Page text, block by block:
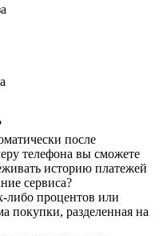
после
телефона вы сможете
историю платежей
сервиса?
либо процентов или
покупки, разделенная на